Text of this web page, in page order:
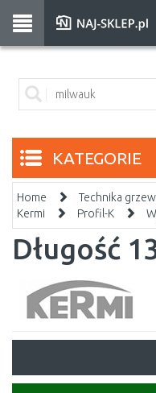
KATEGORIE
Home Technika
Kermi
Profil-K
Długość